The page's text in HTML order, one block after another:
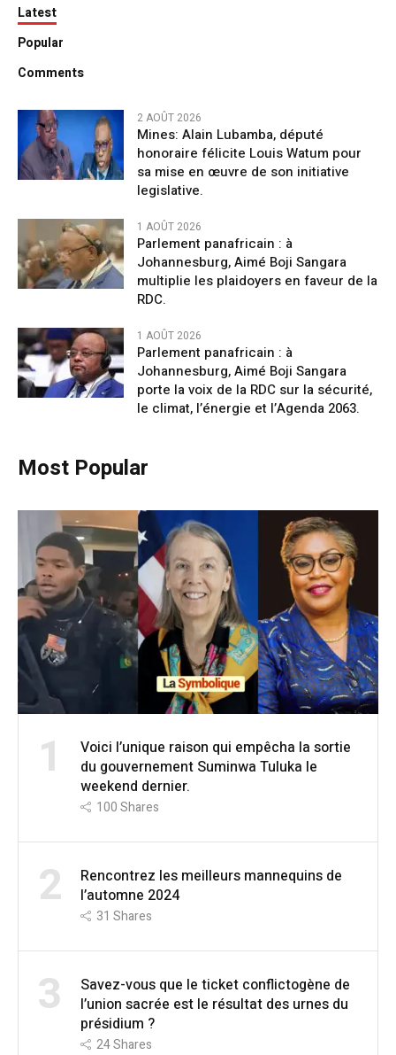
Latest
Popular
Comments
2 AOÛT 2026
Mines: Alain Lubamba, député
honoraire félicite Louis Watum pour
sa mise en œuvre de son initiative
legislative.
1 AOÛT 2026
Parlement panafricain : à
Johannesburg, Aimé Boji Sangara
multiplie les plaidoyers en faveur de la
RDC.
1 AOÛT 2026
Parlement panafricain : à
Johannesburg, Aimé Boji Sangara
porte la voix de la RDC sur la sécurité,
le climat, l’énergie et l’Agenda 2063.
Most Popular
1
Voici l’unique raison qui empêcha la sortie
du gouvernement Suminwa Tuluka le
weekend dernier.
100Shares
2
Rencontrez les meilleurs mannequins de
l’automne 2024
31 Shares
3
Savez-vous que le ticket conflictogène de
l’union sacrée est le résultat des urnes du
présidium ?
24Shares